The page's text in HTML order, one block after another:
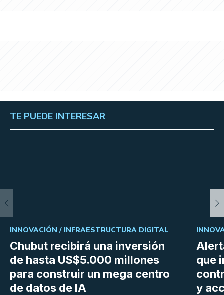
TE PUEDE INTERESAR
Chubut recibirá una inversión
de hasta US$5.000 millones
para construir un mega centro
de datos de IA
INNOVACIÓN / INFRAESTRUCTURA DIGITAL
que
y